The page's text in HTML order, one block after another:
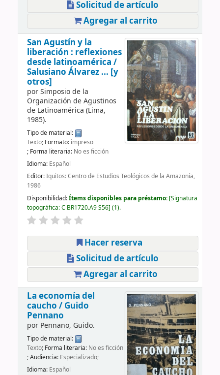
Solicitud de artículo
Agregar al carrito
San Agustín y la
liberación : reflexiones
desde latinoamérica /
Salusiano Álvarez ... [y
otros]
porSimposio de la
Organización de Agustinos
de Latinoamérica (Lima,
1985).
Tipo de material:
Texto; Formato: impreso
; Forma literaria: No es ficción
Idioma: Español
Editor:Iquitos: Centro de Estudios Teológicos de la Amazonía,
1986
Disponibilidad:Ítems disponibles para préstamo: Signatura
topográfica:C BR1720.A9 S56 (1).
Hacer reserva
Solicitud de artículo
Agregar al carrito
La economía del
caucho / Guido
Pennano
por Pennano, Guido.
Tipo de material:
Texto; Forma literaria: No es ficción
; Audiencia: Especializado;
Idioma: Español